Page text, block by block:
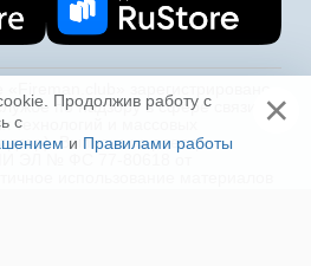
по надзору в сфере связи,
технологий и массовых
Выписка из реестра
ЭЛ № ФС 77-80618 от
Продолжив работу с
с
и Правилами работы
×